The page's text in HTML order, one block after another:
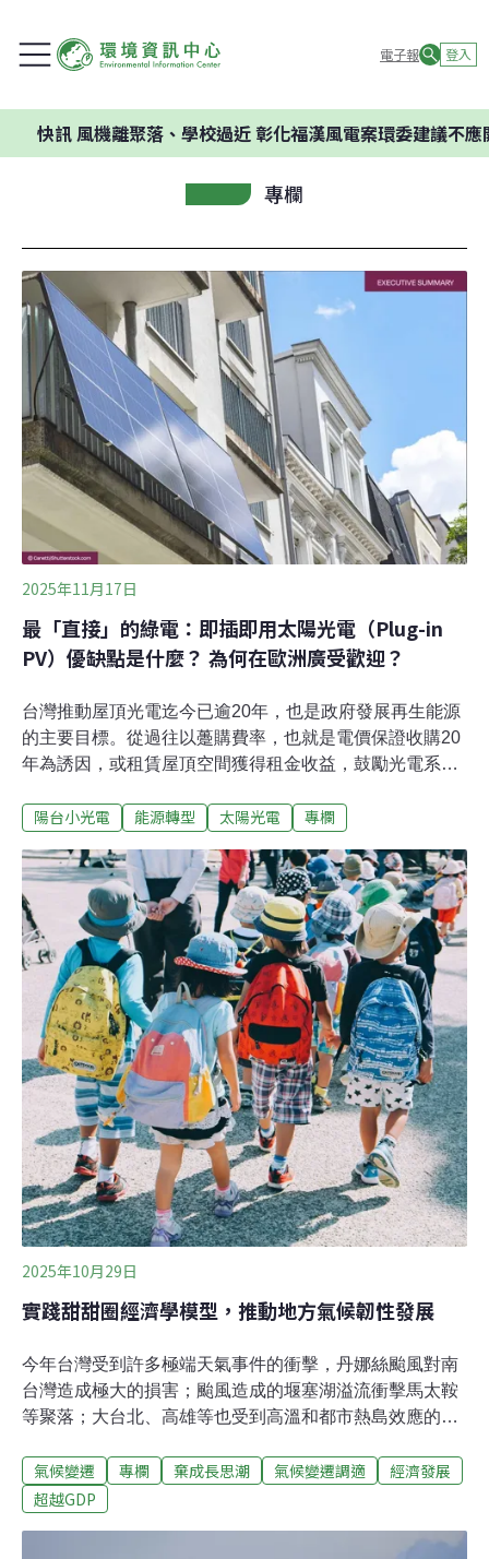
電子報 登入
風機離聚落、學校過近 彰化福漢風電案環委建議不應開發
專欄
2025年11月17日
最「直接」的綠電：即插即用太陽光電（Plug-in
PV）優缺點是什麼？ 為何在歐洲廣受歡迎？
台灣推動屋頂光電迄今已逾20年，也是政府發展再生能源
的主要目標。從過往以躉購費率，也就是電價保證收購20
年為誘因，或租賃屋頂空間獲得租金收益，鼓勵光電系統
氣候愈來愈頻繁、用電需求增加等因素，有越來越多民眾
用結合儲能節省電費等。不過，當我們放眼望住家裡附近
的建物屋頂，會發現裝設屋頂光電的比例，還是相當少。
根據能源署的資料顯示，300坪以下的家戶屋頂，因為規
模小、設置成本較高，目前僅設置10％，還有90%的推動
潛能待發展與評估。為了提高一般家戶設置屋頂光電的普
及性，今年（2025）經濟部能源署祭出「家戶屋頂設置太
陽光電加速計畫」，試圖以每瓩（kW）3000元、每案最
高可申請30萬元的設備補助獎勵措施，捲動民眾投入屋頂
光電的行列。
陽台小光電 能源轉型 太陽光電 專欄
2025年10月29日
實踐甜甜圈經濟學模型，推動地方氣候韌性發展
今年台灣受到許多極端天氣事件的衝擊，丹娜絲颱風對南
台灣造成極大的損害；颱風造成的堰塞湖溢流衝擊馬太鞍
等聚落；大台北、高雄等也受到高溫和都市熱島效應的衝
檯面，凸顯了我們需要一個能夠同時解決環境挑戰和社會
不平等的新發展框架。本文透過「甜甜圈經濟學」的理
方實踐經驗中，找出能夠提升城市中的社會韌性，又能兼
氣候變遷 專欄 棄成長思潮 氣候變遷調適
經濟發展
超越GDP